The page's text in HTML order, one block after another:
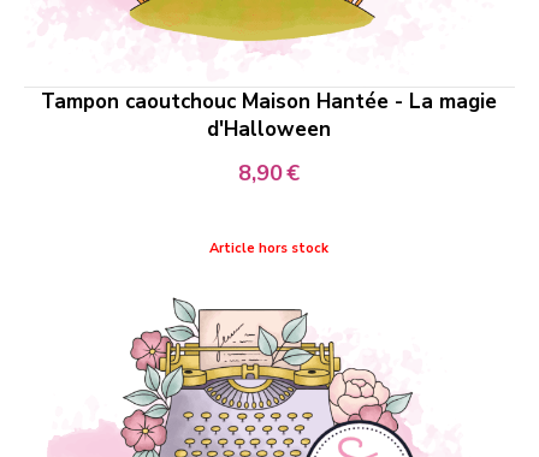
Tampon caoutchouc Maison Hantée - La magie
d'Halloween
8,90€
Article hors stock